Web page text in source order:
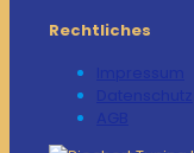
Rechtliches